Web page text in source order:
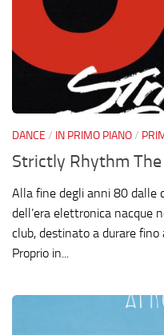
DANCE / IN PRIMO PIANO/
Strictly Rhythm
Alla fine degli anni 80 dalle
dell’era elettronica nacque
club, destinato a durare fino
Proprio in...